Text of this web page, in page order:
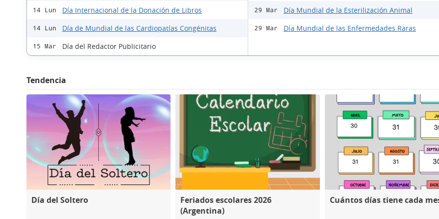
14 Lun Día Internacional de la Donación de Libros
14 Lun Día de Mundial de las Cardiopatías Congénitas
15 Mar Día del Redactor Publicitario
29 Mar Día Mundial de la Esterilización Animal
29 Mar Día Mundial de las Enfermedades Raras
Tendencia
Día del Soltero
Feriados escolares 2026
(Argentina)
Cuántos días tiene cada